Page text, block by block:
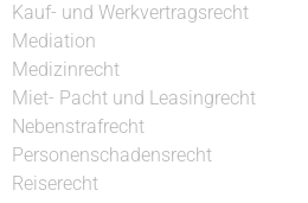
Kauf- und Werkvertragsrecht
Mediation
Medizinrecht
Miet- Pacht und Leasingrecht
Nebenstrafrecht
Personenschadensrecht
Reiserecht